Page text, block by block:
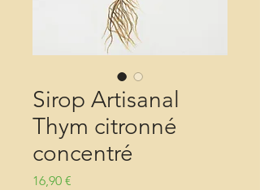
Sirop Artisanal
Thym citronné
concentré
16,90 €